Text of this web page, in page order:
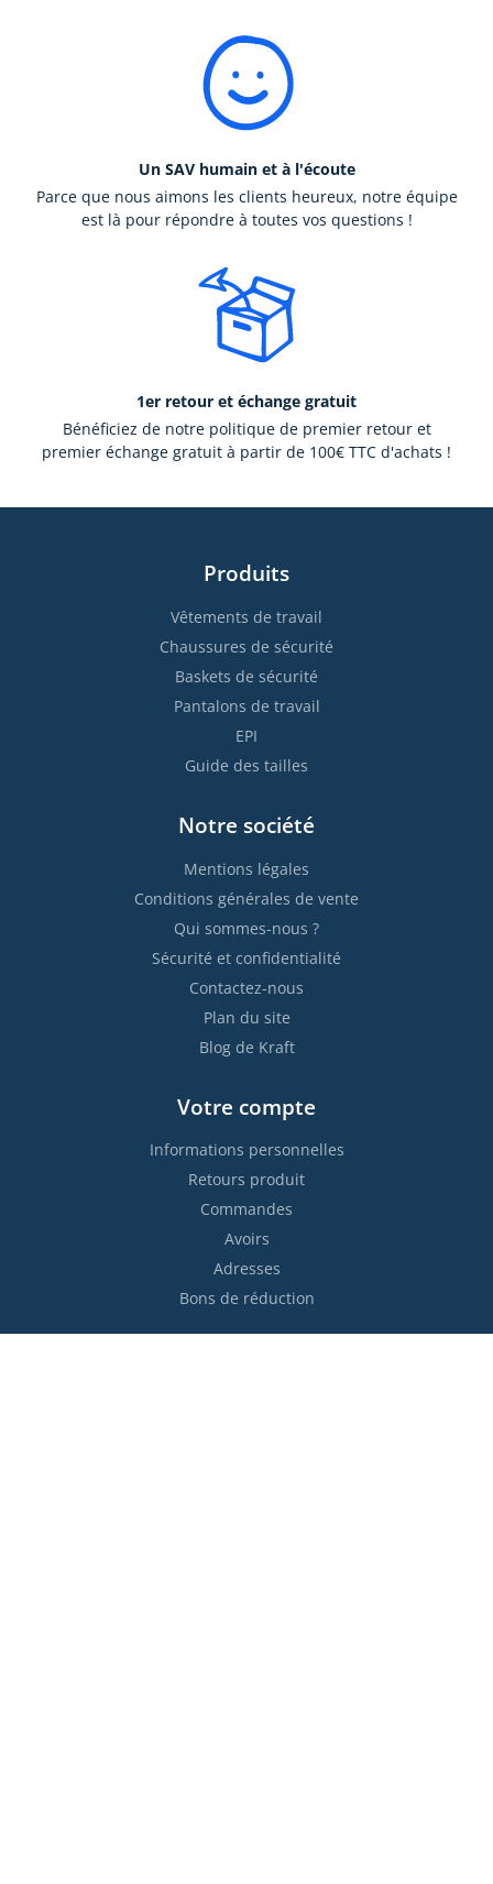
Un SAV humain et à l'écoute
Parce que nous aimons les clients heureux, notre équipe
est là pour répondre à toutes vos questions !
1er retour et échange gratuit
Bénéficiez de notre politique de premier retour et
premier échange gratuit à partir de 100€ TTC d'achats !
Produits
Vêtements de travail
Chaussures de sécurité
Baskets de sécurité
Pantalons de travail
EPI
Guide des tailles
Notre société
Mentions légales
Conditions générales de vente
Qui sommes-nous ?
Sécurité et confidentialité
Contactez-nous
Plan du site
Blog de Kraft
Votre compte
Informations personnelles
Retours produit
Commandes
Avoirs
Adresses
Bons de réduction